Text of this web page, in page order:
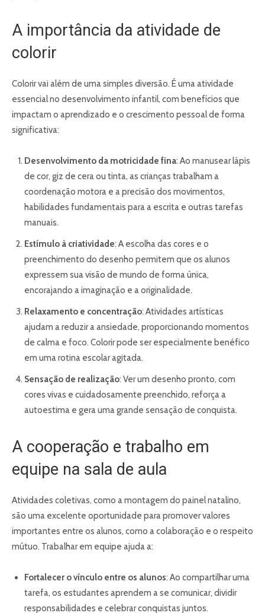
A importância da atividade de
colorir
Colorir vai além de uma simples diversão. É uma atividade
essencial no desenvolvimento infantil, com benefícios que
impactam o aprendizado e o crescimento pessoal de forma
significativa:
Desenvolvimento da motricidade fina: Ao manusear lápis
de cor, giz de cera ou tinta, as crianças trabalham a
coordenação motora e a precisão dos movimentos,
habilidades fundamentais para a escrita e outras tarefas
manuais.
Estímulo à criatividade: A escolha das cores e o
preenchimento do desenho permitem que os alunos
expressem sua visão de mundo de forma única,
encorajando a imaginação e a originalidade.
Relaxamento e concentração: Atividades artísticas
ajudam a reduzir a ansiedade, proporcionando momentos
de calma e foco. Colorir pode ser especialmente benéfico
em uma rotina escolar agitada.
Sensação de realização: Ver um desenho pronto, com
cores vivas e cuidadosamente preenchido, reforça a
autoestima e gera uma grande sensação de conquista.
A cooperação e trabalho em
equipe na sala de aula
Atividades coletivas, como a montagem do painel natalino,
são uma excelente oportunidade para promover valores
importantes entre os alunos, como a colaboração e o respeito
mútuo. Trabalhar em equipe ajuda a:
Fortalecer o vínculo entre os alunos: Ao compartilhar uma
tarefa, os estudantes aprendem a se comunicar, dividir
responsabilidades e celebrar conquistas juntos.